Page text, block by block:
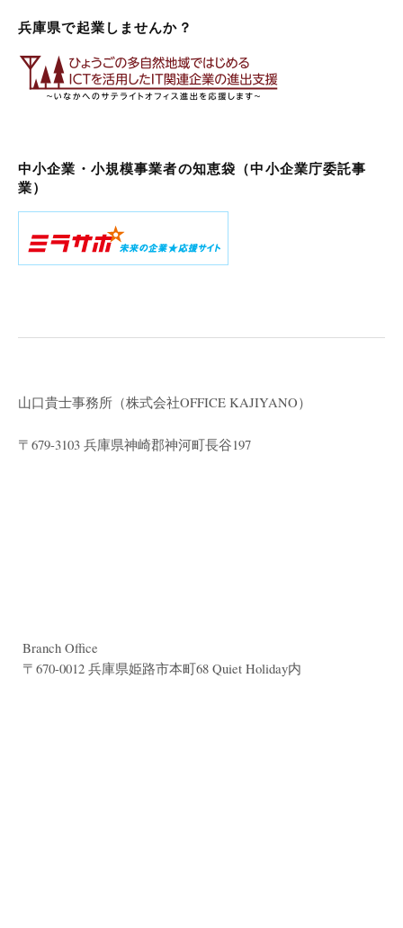
兵庫県で起業しませんか？
中小企業・小規模事業者の知恵袋（中小企業庁委託事
業）
山口貴士事務所（株式会社OFFICE KAJIYANO）
〒679-3103 兵庫県神崎郡神河町長谷197
Branch Office
〒670-0012 兵庫県姫路市本町68 Quiet Holiday内